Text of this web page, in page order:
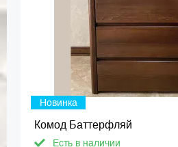
Новинка
Комод Баттерфляй
Есть в наличии